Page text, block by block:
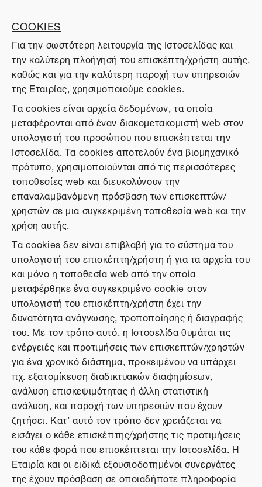
COOKIES
Για την σωστότερη λειτουργία της Ιστοσελίδας και
την καλύτερη πλοήγησή του επισκέπτη/χρήστη αυτής,
καθώς και για την καλύτερη παροχή των υπηρεσιών
της Εταιρίας, χρησιμοποιούμε cookies.
Τα cookies είναι αρχεία δεδομένων, τα οποία
μεταφέρονται από έναν διακομετακομιστή web στον
υπολογιστή του προσώπου που επισκέπτεται την
Ιστοσελίδα. Τα cookies αποτελούν ένα βιομηχανικό
πρότυπο, χρησιμοποιούνται από τις περισσότερες
τοποθεσίες web και διευκολύνουν την
επαναλαμβανόμενη πρόσβαση των επισκεπτών/
χρηστών σε μια συγκεκριμένη τοποθεσία web και την
χρήση αυτής.
Τα cookies δεν είναι επιβλαβή για το σύστημα του
υπολογιστή του επισκέπτη/χρήστη ή για τα αρχεία του
και μόνο η τοποθεσία web από την οποία
μεταφέρθηκε ένα συγκεκριμένο cookie στον
υπολογιστή του επισκέπτη/χρήστη έχει την
δυνατότητα ανάγνωσης, τροποποίησης ή διαγραφής
του. Με τον τρόπο αυτό, η Ιστοσελίδα θυμάται τις
ενέργειές και προτιμήσεις των επισκεπτών/χρηστών
για ένα χρονικό διάστημα, προκειμένου να υπάρχει
πχ. εξατομίκευση διαδικτυακών διαφημίσεων,
ανάλυση επισκεψιμότητας ή άλλη στατιστική
ανάλυση, και παροχή των υπηρεσιών που έχουν
ζητήσει. Κατ’ αυτό τον τρόπο δεν χρειάζεται να
εισάγει ο κάθε επισκέπτης/χρήστης τις προτιμήσεις
του κάθε φορά που επισκέπτεται την Ιστοσελίδα. Η
Εταιρία και οι ειδικά εξουσιοδοτημένοι συνεργάτες
της έχουν πρόσβαση σε οποιαδήποτε πληροφορία